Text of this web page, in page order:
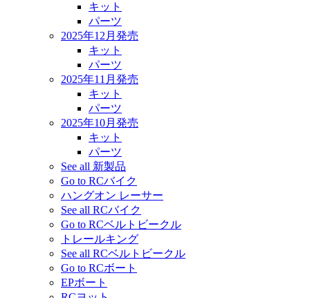
キット
パーツ
2025年12月発売
キット
パーツ
2025年11月発売
キット
パーツ
2025年10月発売
キット
パーツ
See all 新製品
Go to RCバイク
ハングオン レーサー
See all RCバイク
Go to RCベルトビークル
トレールキング
See all RCベルトビークル
Go to RCボート
EPボート